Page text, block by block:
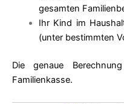
gesamten
Ihr Kind im
(unter bestimmten
Die genaue
Familienkasse.